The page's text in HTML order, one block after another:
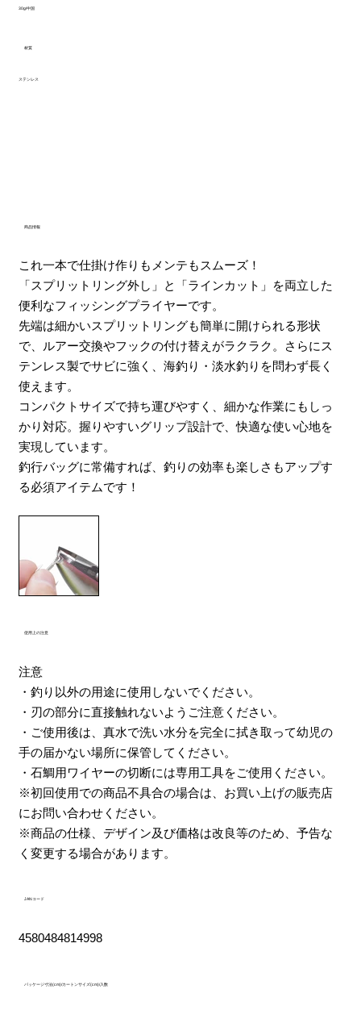
30g/中国
材質
ステンレス
商品情報
これ一本で仕掛け作りもメンテもスムーズ！
「スプリットリング外し」と「ラインカット」を両立した
便利なフィッシングプライヤーです。
先端は細かいスプリットリングも簡単に開けられる形状
で、ルアー交換やフックの付け替えがラクラク。さらにス
テンレス製でサビに強く、海釣り・淡水釣りを問わず長く
使えます。
コンパクトサイズで持ち運びやすく、細かな作業にもしっ
かり対応。握りやすいグリップ設計で、快適な使い心地を
実現しています。
釣行バッグに常備すれば、釣りの効率も楽しさもアップす
る必須アイテムです！
使用上の注意
注意
・釣り以外の用途に使用しないでください。
・刃の部分に直接触れないようご注意ください。
・ご使用後は、真水で洗い水分を完全に拭き取って幼児の
手の届かない場所に保管してください。
・石鯛用ワイヤーの切断には専用工具をご使用ください。
※初回使用での商品不具合の場合は、お買い上げの販売店
にお問い合わせください。
※商品の仕様、デザイン及び価格は改良等のため、予告な
く変更する場合があります。
JANコード
4580484814998
パッケージ寸法(cm)/カートンサイズ(cm)/入数